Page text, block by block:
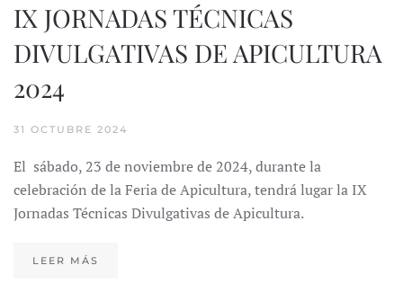
IX JORNADAS TÉCNICAS
DIVULGATIVAS DE APICULTURA
2024
31 OCTUBRE 2024
El sábado, 23 de noviembre de 2024, durante la
celebración de la Feria de Apicultura, tendrá lugar la IX
Jornadas Técnicas Divulgativas de Apicultura.
LEER MÁS